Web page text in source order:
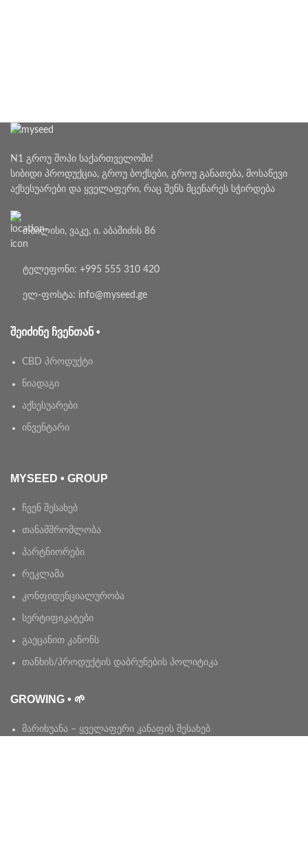
N1 გროუ შოპი საქართველოში!
სიბიდი პროდუქცია, გროუ ბოქსები, გროუ განათება, მოსაწევი
აქსესუარები და ყველაფერი, რაც შენს მცენარეს სჭირდება
თბილისი, ვაკე, ი. აბაშიძის 86
ტელეფონი: +995 555 310 420
ელ-ფოსტა: info@myseed.ge
ᲨᲔᲘᲫᲘᲜᲔ ᲩᲕᲔᲜᲗᲐᲜ •
CBD პროდუქტი
ნიადაგი
აქსესუარები
ინვენტარი
MYSEED • GROUP
ჩვენ შესახებ
თანამშრომლობა
პარტნიორები
რეკლამა
კონფიდენციალურობა
სერტიფიკატები
გაეცანით კანონს
თანხის/პროდუქტის დაბრუნების პოლიტიკა
GROWING • 🌱
მარიხუანა – ყველაფერი კანაფის შესახებ